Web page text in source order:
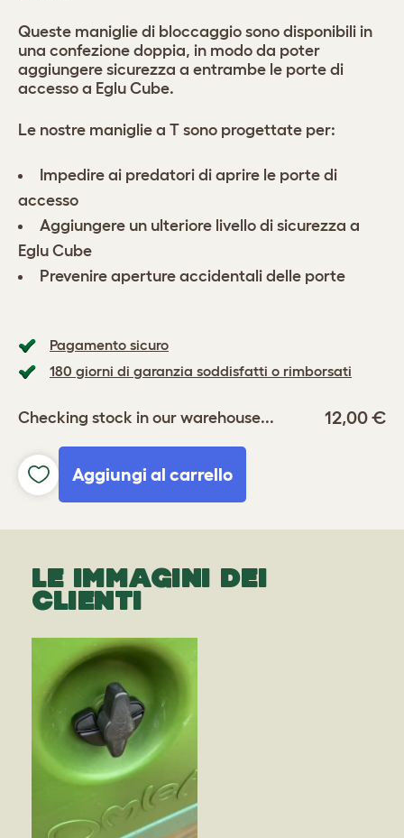
Pagamento sicuro
180 giorni di garanzia soddisfatti o rimborsati
Checking stock in our warehouse... 12,00 €
Aggiungi al carrello
Queste maniglie di bloccaggio sono disponibili in
una confezione doppia, in modo da poter
aggiungere sicurezza a entrambe le porte di
accesso a Eglu Cube.
Le nostre maniglie a T sono progettate per:
Impedire ai predatori di aprire le porte di
accesso
Aggiungere un ulteriore livello di sicurezza a
Eglu Cube
Prevenire aperture accidentali delle porte
LE IMMAGINI DEI
CLIENTI